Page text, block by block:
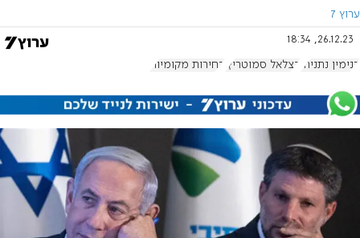
ערוץ 7
26.12.23, 18:34
בנימין נתניהו בצלאל סמוטריץ' בחירות מקומיות